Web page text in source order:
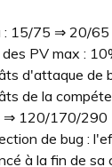
: 15/75 ⇒ 20/65
des PV max :
d'attaque de
de la
⇒ 120/170/290
de bug :
à la fin de sa